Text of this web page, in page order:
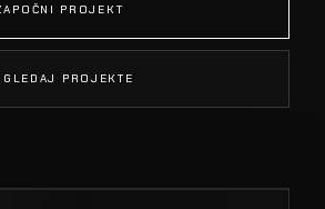
PROJEKT
PROJEKTE